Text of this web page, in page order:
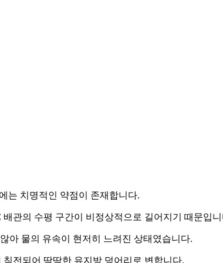
는 치명적인 약점이 존재합니다.
관의 수평 구간이 비정상적으로 길어지기 때문입
아 물의 유속이 현저히 느려진 상태였습니다.
전되어 딱딱한 유지방 덩어리로 변합니다.